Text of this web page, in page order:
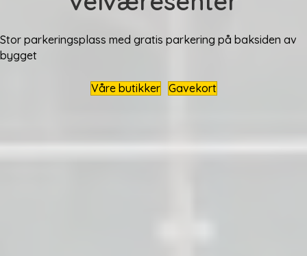
Stor parkeringsplass med gratis parkering på baksiden av
bygget
Våre butikker Gavekort